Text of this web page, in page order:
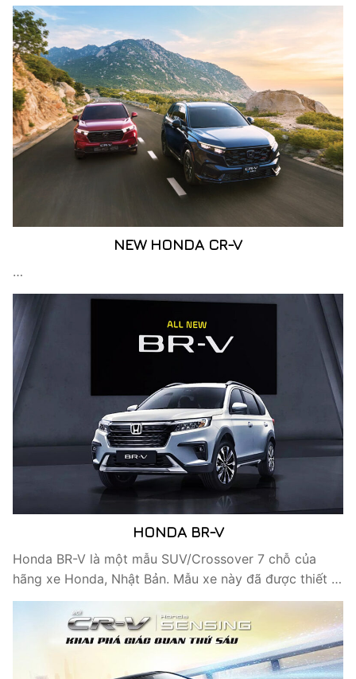
NEW HONDA CR-V
…
HONDA BR-V
Honda BR-V là một mẫu SUV/Crossover 7 chỗ của
hãng xe Honda, Nhật Bản. Mẫu xe này đã được thiết …